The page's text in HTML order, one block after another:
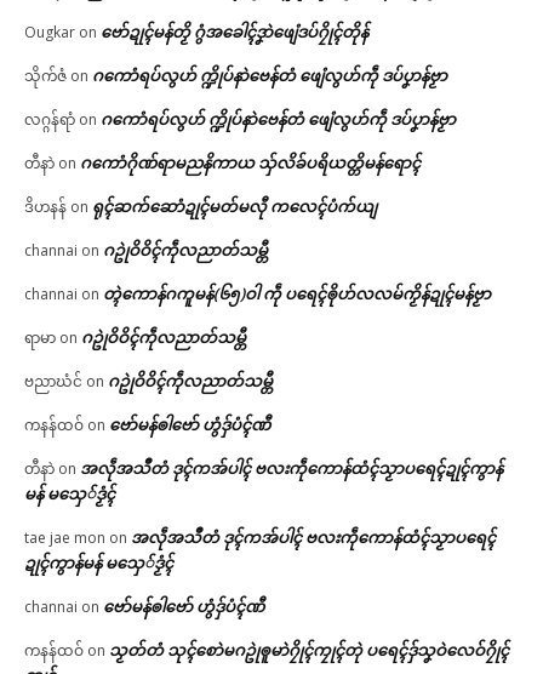
Ougkar on ဗော်ဍုၚ်မန်တၟိ ဂွံအခေါၚ်ဒၞာဲဖျေံဒပ်ဂၠိုၚ်တိုန်
သိုက်ဇံ on ဂကောံရပ်လွဟ် က္ဍိုပ်နာဲဗေန်တံ ဖျေံလွဟ်ကဵု ဒပ်ပၞာန်ဗၟာ
လဂ္ဂန်ရာံ on ဂကောံရပ်လွဟ် က္ဍိုပ်နာဲဗေန်တံ ဖျေံလွဟ်ကဵု ဒပ်ပၞာန်ဗၟာ
တီနာဲ on ဂကောံဂိုဏ်ရာမညနိကာယ သှ်လိခ်ပရိယတ္တိမန်ရောၚ်
ဒိဟနန် on ရုၚ်ဆက်ဆောံဍုၚ်မတ်မလီု ကလေၚ်ပံက်ယျ
channai on ဂဥုဲဝိဝိၚ်ကဵုလညာတ်သမ္တီ
channai on တ္ၚဲကောန်ဂကူမန်(၆၅)ဝါ ကဵု ပရေၚ်ၜိုဟ်လလမ်ကၟိန်ဍုၚ်မန်ဗၟာ
ရာမာ on ဂဥုဲဝိဝိၚ်ကဵုလညာတ်သမ္တီ
ဗညာဃံင် on ဂဥုဲဝိဝိၚ်ကဵုလညာတ်သမ္တီ
ကနန်ထဝ် on ဗော်မန်ၜါဗော် ဟွံဒှ်ပံၚ်ဏီ
တီနာဲ on အလဵုအသဳတံ ဒုၚ်ကအ်ပါၚ် ဗလးကဵုကောန်ထံၚ်သၟာပရေၚ်ဍုၚ်ကွာန်
မန် မသှေ်ဒၟံၚ်
tae jae mon on အလဵုအသဳတံ ဒုၚ်ကအ်ပါၚ် ဗလးကဵုကောန်ထံၚ်သၟာပရေၚ်
ဍုၚ်ကွာန်မန် မသှေ်ဒၟံၚ်
channai on ဗော်မန်ၜါဗော် ဟွံဒှ်ပံၚ်ဏီ
ကနန်ထဝ် on သၟတ်တံ သုၚ်စောဲမဂဥုဲၜူမာဲဂၠိုၚ်ကၠုၚ်တုဲ ပရေၚ်ဒှ်သၞဝဲလေဝ်ဂၠိုၚ်